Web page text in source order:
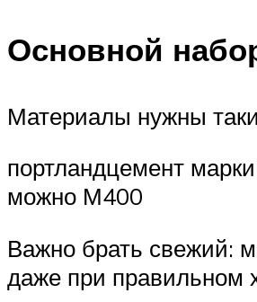
Основной
Материалы нужны
портландцемент
можно М400
Важно брать свежий:
даже при правильном